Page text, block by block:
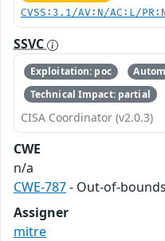
CVSS:3.1/AV:N/AC:L/
SSVC
Exploitation: poc
Technical Impact: partial
CISA Coordinator (v2.0.3)
CWE
n/a
CWE-787- Out-of-
Assigner
mitre